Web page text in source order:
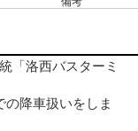
「洛西バスターミ
降車扱いをしま